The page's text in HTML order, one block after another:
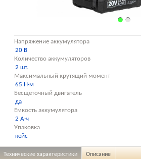
Напряжение аккумулятора
20 В
Количество аккумуляторов
2 шт.
Максимальный крутящий момент
65 Н·м
Бесщеточный двигатель
да
Емкость аккумулятора
2 А·ч
Упаковка
кейс
Технические характеристики Описание